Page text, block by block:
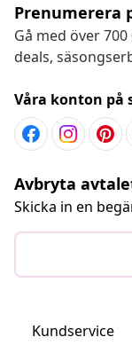
Prenumerera
Gå med över
deals,
Våra konton på
Avbryta
Skicka in en
Kundservice